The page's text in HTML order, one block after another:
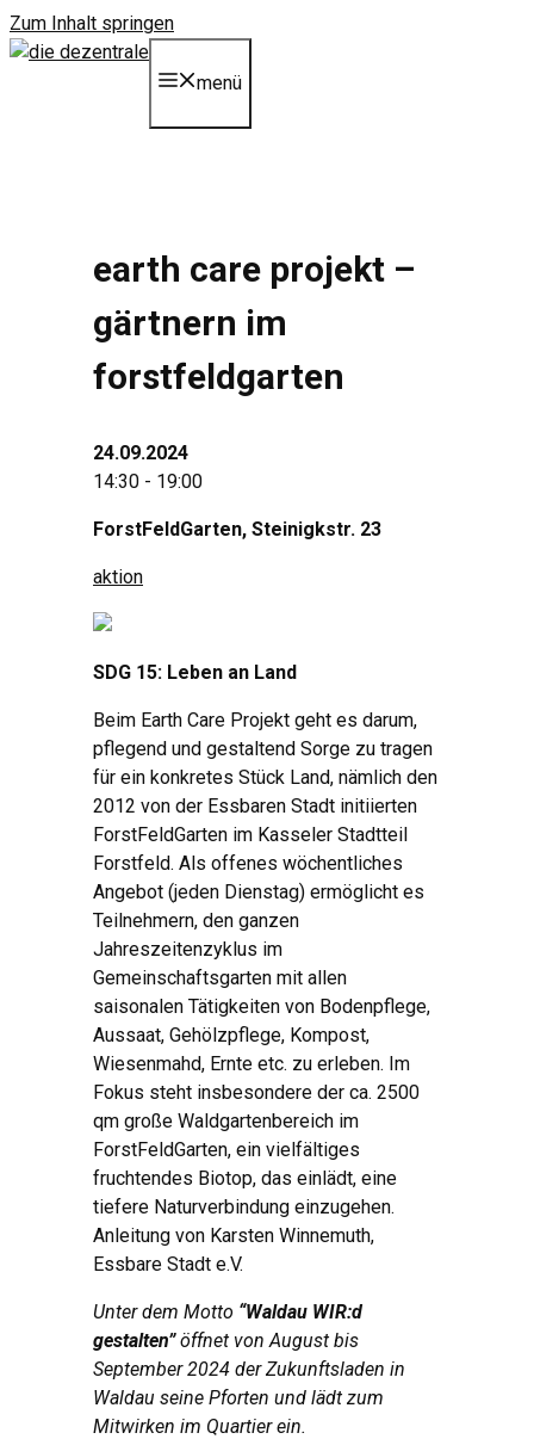
Zum Inhalt springen
menü
earth care projekt –
gärtnern im
forstfeldgarten
24.09.2024
14:30 - 19:00
ForstFeldGarten, Steinigkstr. 23
aktion
SDG 15: Leben an Land
Beim Earth Care Projekt geht es darum,
pflegend und gestaltend Sorge zu tragen
für ein konkretes Stück Land, nämlich den
2012 von der Essbaren Stadt initiierten
ForstFeldGarten im Kasseler Stadtteil
Forstfeld. Als offenes wöchentliches
Angebot (jeden Dienstag) ermöglicht es
Teilnehmern, den ganzen
Jahreszeitenzyklus im
Gemeinschaftsgarten mit allen
saisonalen Tätigkeiten von Bodenpflege,
Aussaat, Gehölzpflege, Kompost,
Wiesenmahd, Ernte etc. zu erleben. Im
Fokus steht insbesondere der ca. 2500
qm große Waldgartenbereich im
ForstFeldGarten, ein vielfältiges
fruchtendes Biotop, das einlädt, eine
tiefere Naturverbindung einzugehen.
Anleitung von Karsten Winnemuth,
Essbare Stadt e.V.
Unter dem Motto “Waldau WIR:d
gestalten”öffnet von August bis
September 2024 der Zukunftsladen in
Waldau seine Pforten und lädt zum
Mitwirken im Quartier ein.